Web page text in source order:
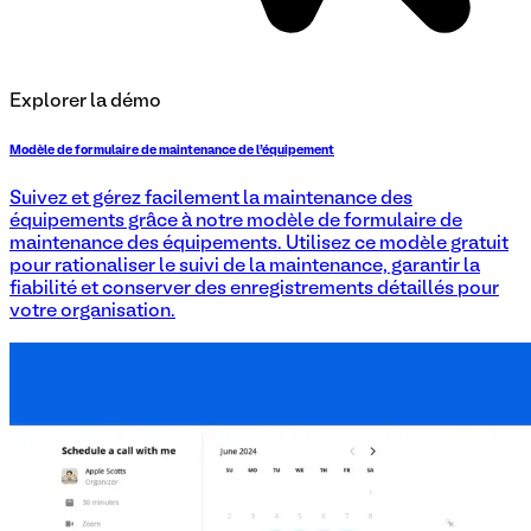
Explorer la démo
Modèle de formulaire de maintenance de l'équipement
Suivez et gérez facilement la maintenance des
équipements grâce à notre modèle de formulaire de
maintenance des équipements. Utilisez ce modèle gratuit
pour rationaliser le suivi de la maintenance, garantir la
fiabilité et conserver des enregistrements détaillés pour
votre organisation.